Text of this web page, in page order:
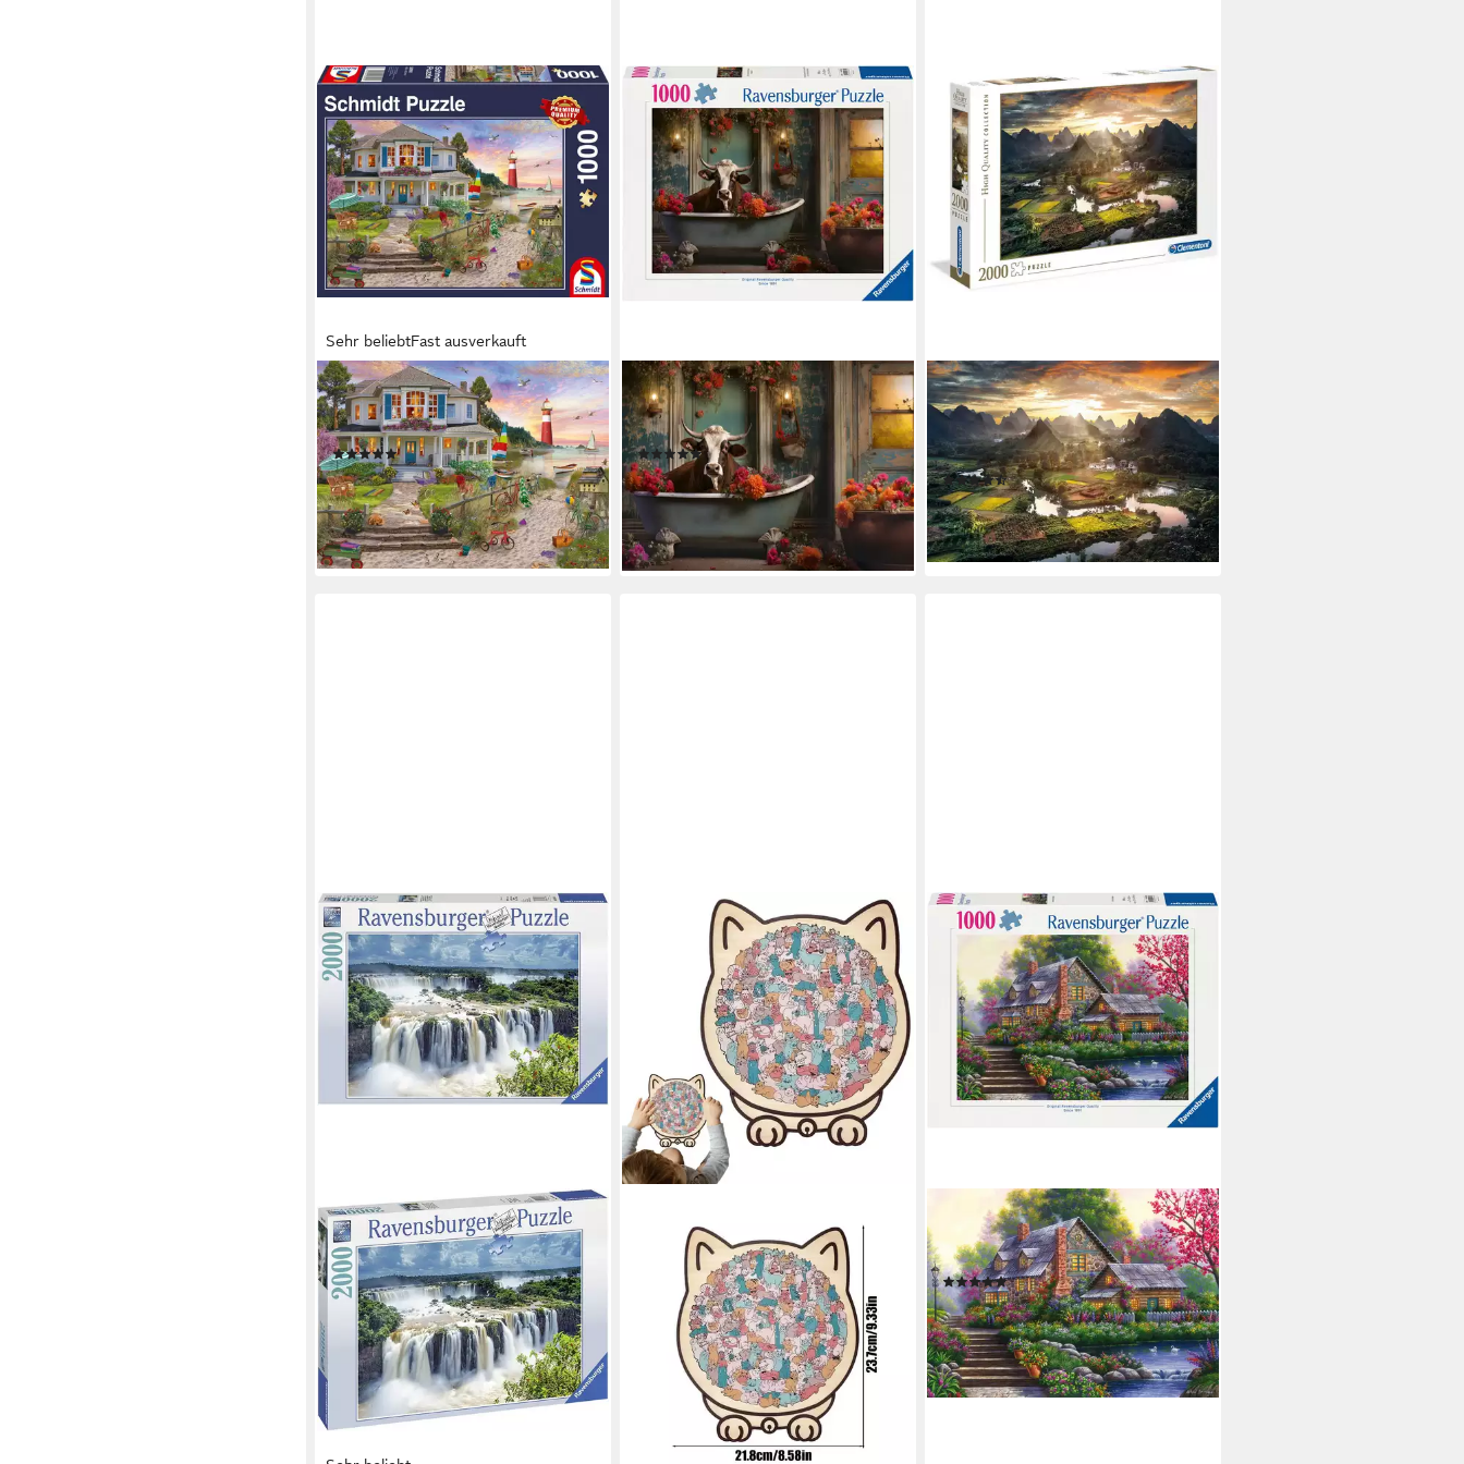
Sehr beliebtFast ausverkauft
SCHMIDT SPIELE
Puzzle Das Strandhaus, 1000
Puzzleteile, Made in Europe
(58)
ab 13,99 € UVP15,99 €
-13%
lieferbar - in 1-2 Werktagen bei dir
RAVENSBURGER
Puzzle The cow in the bathtub, 1000
Puzzleteile, Made in Germany
(4)
ab 13,14 € UVP16,99 €
-23%
lieferbar - in 3-4 Werktagen bei dir
CLEMENTONI®
Puzzle High Quality Collection, Tal in
China, 2000 Puzzleteile, Made in
Europe
(14)
ab 15,10 € UVP23,99 €
-37%
lieferbar in 2 Wochen
RAVENSBURGER
Puzzle Romantisches Cottage, 1000
Puzzleteile, Made in Germany
(6)
ab 11,89 € UVP16,99 €
-30%
lieferbar - in 3-4 Werktagen bei dir